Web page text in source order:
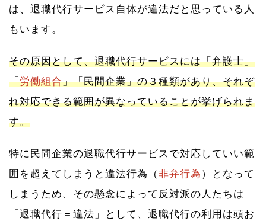
は、退職代行サービス自体が違法だと思っている人
もいます。
その原因として、退職代行サービスには「弁護士」
「労働組合」「民間企業」の３種類があり、それぞ
れ対応できる範囲が異なっていることが挙げられま
す。
特に民間企業の退職代行サービスで対応していい範
囲を超えてしまうと違法行為（非弁行為 ）となって
しまうため、その懸念によって反対派の人たちは
「退職代行＝違法」として、退職代行の利用は頭お